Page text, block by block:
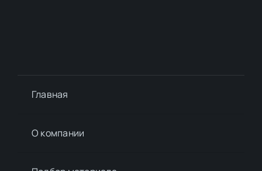
Главная
О компании